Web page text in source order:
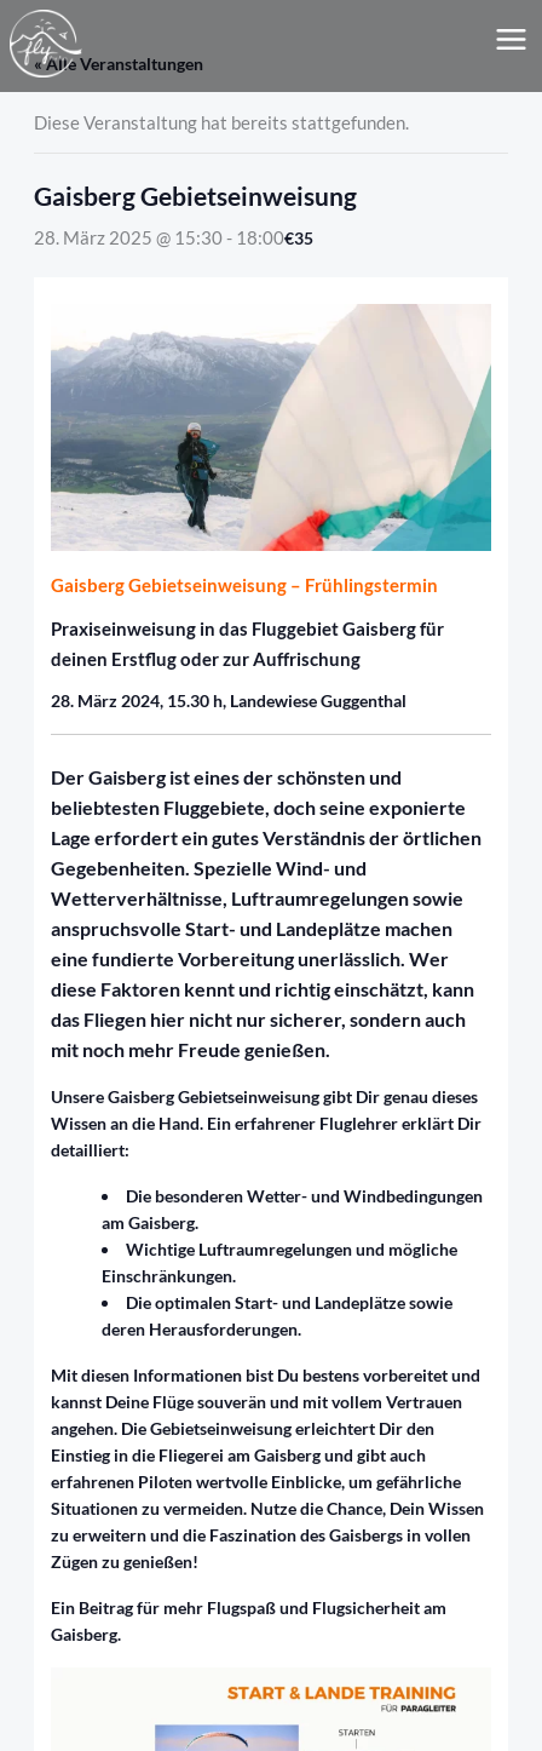
Zum
Inhalt
springen
« Alle Veranstaltungen
Diese Veranstaltung hat bereits stattgefunden.
Gaisberg Gebietseinweisung
28. März 2025 @ 15:30- 18:00€35
Gaisberg Gebietseinweisung – Frühlingstermin
Praxiseinweisung in das Fluggebiet Gaisberg für
deinen Erstflug oder zur Auffrischung
28. März 2024, 15.30 h, LandewieseGuggenthal
Der Gaisberg ist eines der schönsten und
beliebtesten Fluggebiete, doch seine exponierte
Lage erfordert ein gutes Verständnis der örtlichen
Gegebenheiten. Spezielle Wind- und
Wetterverhältnisse, Luftraumregelungen sowie
anspruchsvolle Start- und Landeplätze machen
eine fundierte Vorbereitung unerlässlich. Wer
diese Faktoren kennt und richtig einschätzt, kann
das Fliegen hier nicht nur sicherer, sondern auch
mit noch mehr Freude genießen.
Unsere Gaisberg Gebietseinweisung gibt Dir genau dieses
Wissen an die Hand. Ein erfahrener Fluglehrer erklärt Dir
detailliert:
Die besonderen Wetter- und Windbedingungen
am Gaisberg.
Wichtige Luftraumregelungen und mögliche
Einschränkungen.
Die optimalen Start- und Landeplätze sowie
deren Herausforderungen.
Mit diesen Informationen bist Du bestens vorbereitet und
kannst Deine Flügesouverän und mit vollem Vertrauen
angehen. Die Gebietseinweisung erleichtert Dir den
Einstieg in die Fliegerei am Gaisberg und gibt auch
erfahrenen Pilotenwertvolle Einblicke, um gefährliche
Situationen zu vermeiden. Nutze die Chance, Dein Wissen
zu erweitern und die Faszination des Gaisbergs in vollen
Zügen zu genießen!
Ein Beitrag für mehr Flugspaß und Flugsicherheit am
Gaisberg.